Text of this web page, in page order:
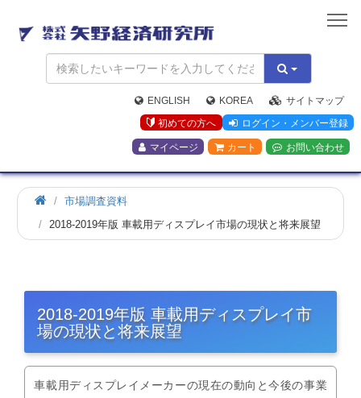
矢
野
経
済
研
究
所
ENGLISH KOREA
サイトマップ
初めての方へ
ログイン・メンバー登録
マイページ カート お問い合わせ
市場調査資料
2018-2019年版 車載用ディスプレイ市場の現状と将来展望
2018-2019年版 車載用ディスプレイ市
場の現状と将来展望
車載用ディスプレイメーカーの現在の動向と今後の事業